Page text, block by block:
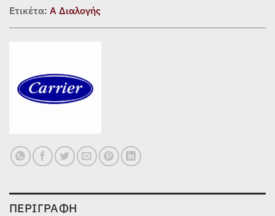
Ετικέτα: Α Διαλογής
ΠΕΡΙΓΡΑΦΉ